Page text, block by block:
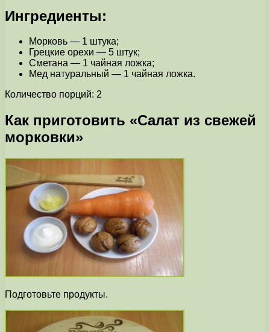
Ингредиенты:
Морковь — 1 штука;
Грецкие орехи — 5 штук;
Сметана — 1 чайная ложка;
Мед натуральный — 1 чайная ложка.
Количество порций: 2
Как приготовить «Салат из свежей
морковки»
Подготовьте продукты.